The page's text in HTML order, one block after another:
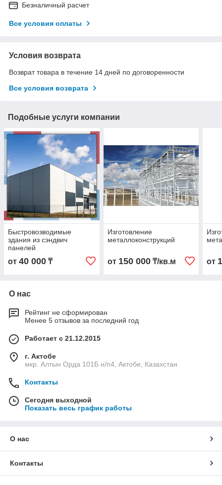
Безналичный расчет
Все условия оплаты
Условия возврата
Возврат товара в течение 14 дней по договоренности
Все условия возврата
Подобные услуги компании
Быстровозводимые
здания из сэндвич
панелей
от 40 000 ₸
Изготовление
металлоконструкций
от 150 000₸/кв.м от
О нас
Рейтинг не сформирован
Менее 5 отзывов за последний год
Работает с 21.12.2015
г. Актобе
мкр. Алтын Орда 101Б н/п4, Актобе, Казахстан
Контакты
Сегодня выходной
Показать весь график работы
О нас
Контакты